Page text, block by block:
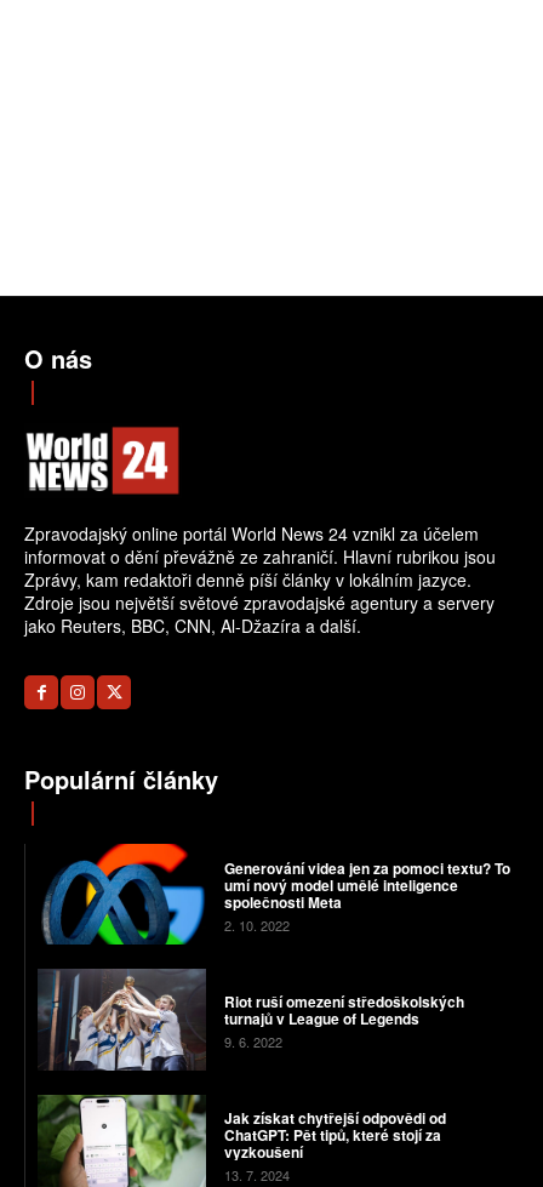
O nás
Zpravodajský online portál World News 24 vznikl za účelem
informovat o dění převážně ze zahraničí. Hlavní rubrikou jsou
Zprávy, kam redaktoři denně píší články v lokálním jazyce.
Zdroje jsou největší světové zpravodajské agentury a servery
jako Reuters, BBC, CNN, Al-Džazíra a další.
Populární články
Generování videa jen za pomoci textu? To
umí nový model umělé inteligence
společnosti Meta
2. 10. 2022
Riot ruší omezení středoškolských
turnajů v League of Legends
9. 6. 2022
Jak získat chytřejší odpovědi od
ChatGPT: Pět tipů, které stojí za
vyzkoušení
13. 7. 2024